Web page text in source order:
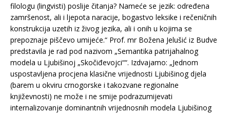
filologu (lingvisti) poslije čitanja? Nameće se jezik: određena
zamršenost, ali i ljepota naracije, bogastvo leksike i rečeničnih
konstrukcija uzetih iz živog jezika, ali i onih u kojima se
prepoznaje piščevo umijeće.“ Prof. mr Božena Jelušić iz Budve
predstavila je rad pod nazivom „Semantika patrijahalnog
modela u Ljubišinoj „Skočiđevojci““. Izdvajamo: „Jednom
uspostavljena procjena klasične vrijednosti Ljubišinog djela
(barem u okviru crnogorske i takozvane regionalne
književnosti) ne može i ne smije podrazumijevati
internalizovanje dominantnih vrijednosnih modela Ljubišinog